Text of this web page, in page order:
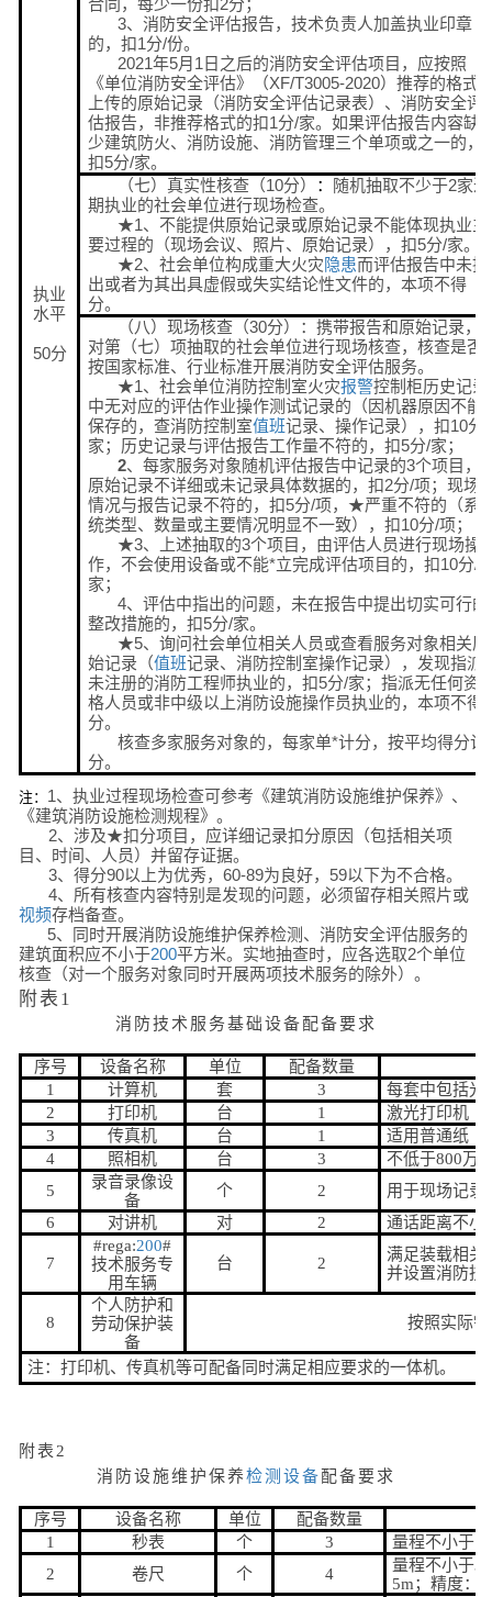
执业
水平
50分
合同，每少一份扣2分；
3、消防安全评估报告，技术负责人加盖执业印章
的，扣1分/份。
2021年5月1日之后的消防安全评估项目，应按照
《单位消防安全评估》（XF/T3005-2020）推荐的格式
上传的原始记录（消防安全评估记录表）、消防安全评
估报告，非推荐格式的扣1分/家。如果评估报告内容缺
少建筑防火、消防设施、消防管理三个单项或之一的，
扣5分/家。
（七）真实性核查（10分）
：
随机抽取不少于2家近
期执业的社会单位进行现场检查。
★1、不能提供原始记录或原始记录不能体现执业主
要过程的（现场会议、照片、原始记录），扣5分/家。
★2、社会单位构成重大火灾隐患而评估报告中未指
出或者为其出具虚假或失实结论性文件的，本项不得
分。
（八）现场核查（30分）：携带报告和原始记录，
对第（七）项抽取的社会单位进行现场核查，核查是否
按国家标准、行业标准开展消防安全评估服务。
★1、社会单位消防控制室火灾报警控制柜历史记录
中无对应的评估作业操作测试记录的（因机器原因不能
保存的，查消防控制室值班记录、操作记录），扣10分/
家；历史记录与评估报告工作量不符的，扣5分/家；
2、每家服务对象随机评估报告中记录的3个项目，
原始记录不详细或未记录具体数据的，扣2分/项；现场
情况与报告记录不符的，扣5分/项，★严重不符的（系
统类型、数量或主要情况明显不一致），扣10分/项；
★3、上述抽取的3个项目，由评估人员进行现场操
作，不会使用设备或不能*立完成评估项目的，扣10分/
家；
4、评估中指出的问题，未在报告中提出切实可行的
整改措施的，扣5分/家。
★5、询问社会单位相关人员或查看服务对象相关原
始记录（值班记录、消防控制室操作记录），发现指派
未注册的消防工程师执业的，扣5分/家；指派无任何资
格人员或非中级以上消防设施操作员执业的，本项不得
分。
核查多家服务对象的，每家单*计分，按平均得分计
分。
注： 1、执业过程现场检查可参考《建筑消防设施维护保养》、
《建筑消防设施检测规程》。
2、涉及★扣分项目，应详细记录扣分原因（包括相关项
目、时间、人员）并留存证据。
3、得分90以上为优秀，60-89为良好，59以下为不合格。
4、所有核查内容特别是发现的问题，必须留存相关照片或
视频存档备查。
5、同时开展消防设施维护保养检测、消防安全评估服务的
建筑面积应不小于200平方米。实地抽查时，应各选取2个单位
核查（对一个服务对象同时开展两项技术服务的除外）。
附表1
消防技术服务基础设备配备要求
序号 设备名称 单位
配备数量
1
计算机 套 3
每套中包括光
2
打印机 台 1
激光打印机
3
传真机 台 1
适用普通纸
4
照相机 台 3
不低于800万
5
录音录像设
备
个 2
用于现场记录
6
对讲机 对 2 通话距离不小
7
#rega:200#
技术服务专
用车辆
台 2
满足装载相关
并设置消防技
8
个人防护和
劳动保护装
备
按照实际
注：打印机、传真机等可配备同时满足相应要求的一体机。
附表2
消防设施维护保养检测设备配备要求
序号 设备名称 单位
配备数量
1
秒表 个 3
量程不小于
2
卷尺 个 4
量程不小于
5m；精度：